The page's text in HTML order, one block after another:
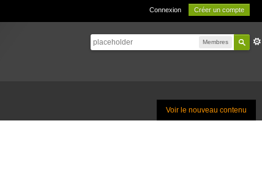
Connexion Créer un compte
Membres
Voir le nouveau contenu